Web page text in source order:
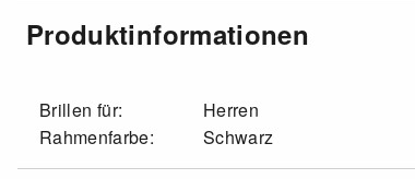
Produktinformationen
Brillen für:
Herren
Rahmenfarbe:
Schwarz